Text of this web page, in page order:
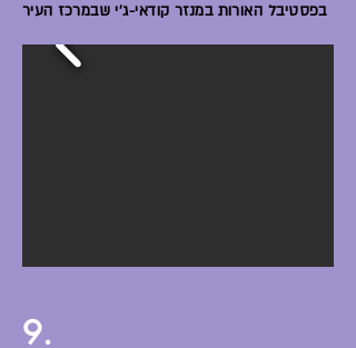
בפסטיבל האורות במנזר קודאי-ג'י שבמרכז העיר
9.